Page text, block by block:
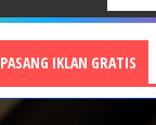
PASANG IKLAN GRATIS